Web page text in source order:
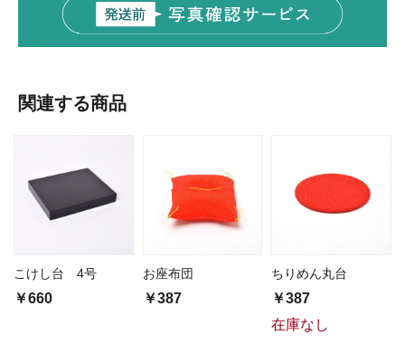
関連する商品
こけし台 4号
￥660
お座布団
￥387
ちりめん丸台
￥387
在庫なし